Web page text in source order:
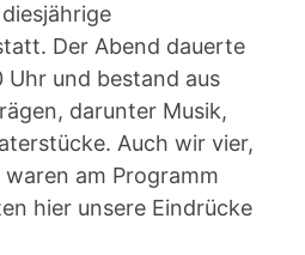
Der Abend dauerte
Uhr und bestand aus
darunter Musik,
Auch wir vier,
waren am Programm
hier unsere Eindrücke